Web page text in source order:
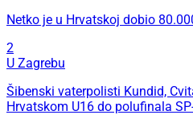
Netko je u Hrvatskoj dobio
2
U Zagrebu
Šibenski vaterpolisti Kundid,
Hrvatskom U16 do polufinala